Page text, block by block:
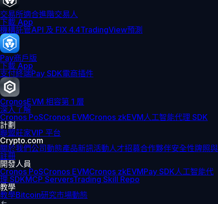
交易所適合進階交易人
下載 App
機構託管API 及 FIX 4.4TradingView預測
Pay商戶版
下載 App
支付終端Pay SDK電商插件
CronosEVM 相容第 1 層
深入了解
Cronos PoSCronos EVMCronos zkEVM人工智能代理 SDK
計劃
聯盟莊家VIP 平台
Crypto.com
關於我們公司動態產品新訊活動人才招募合作夥伴安全性牌照與
註冊
開發人員
Cronos PoSCronos EVMCronos zkEVMPay SDK人工智能代
理 SDKMCP ServersTrading Skill Repo
教學
教學Bitcoin研究市場動態